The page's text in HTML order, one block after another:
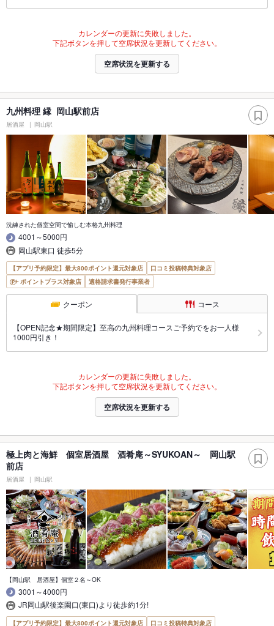
カレンダーの更新に失敗しました。
下記ボタンを押して空席状況を更新してください。
空席状況を更新する
九州料理 縁 岡山駅前店
居酒屋 岡山駅
洗練された個室空間で愉しむ本格九州料理
4001～5000円
岡山駅東口 徒歩5分
【アプリ予約限定】最大800ポイント還元対象店
口コミ投稿特典対象店
ポイントプラス対象店
適格請求書発行事業者
クーポン コース
【OPEN記念★期間限定】至高の九州料理コースご予約でをお一人様
1000円引き！
カレンダーの更新に失敗しました。
下記ボタンを押して空席状況を更新してください。
空席状況を更新する
極上肉と海鮮 個室居酒屋 酒肴庵～SYUKOAN～ 岡山駅
前店
居酒屋 岡山駅
【岡山駅 居酒屋】個室２名～OK
3001～4000円
JR岡山駅後楽園口(東口)より徒歩約1分!
【アプリ予約限定】最大800ポイント還元対象店 口コミ投稿特典対象店